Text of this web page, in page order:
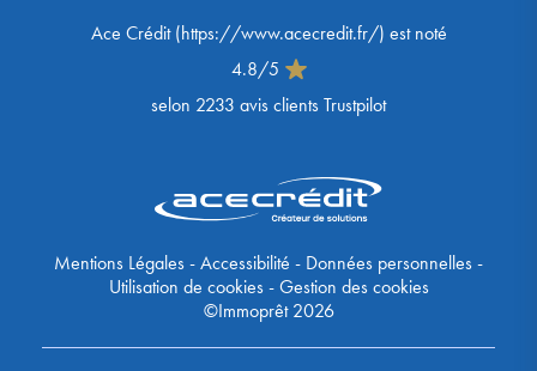
Ace Crédit(https://www.acecredit.fr/) est noté
4.8/5
selon 2233 avis clients Trustpilot
Mentions Légales-Accessibilité - Données personnelles-
Utilisation de cookies-Gestion des cookies
©Immoprêt 2026